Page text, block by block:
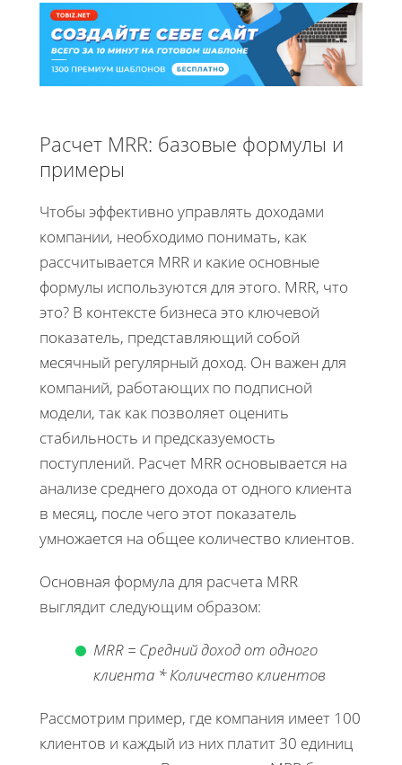
Расчет MRR: базовые формулы и
примеры
Чтобы эффективно управлять доходами
компании, необходимо понимать, как
рассчитывается MRR и какие основные
формулы используются для этого. MRR, что
это? В контексте бизнеса это ключевой
показатель, представляющий собой
месячный регулярный доход. Он важен для
компаний, работающих по подписной
модели, так как позволяет оценить
стабильность и предсказуемость
поступлений. Расчет MRR основывается на
анализе среднего дохода от одного клиента
в месяц, после чего этот показатель
умножается на общее количество клиентов.
Основная формула для расчета MRR
выглядит следующим образом:
MRR = Средний доход от одного
клиента * Количество клиентов
Рассмотрим пример, где компания имеет 100
клиентов и каждый из них платит 30 единиц